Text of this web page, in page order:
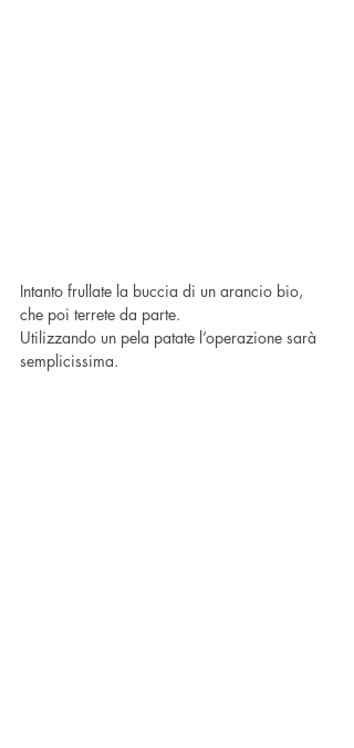
Intanto frullate la buccia di un arancio bio,
che poi terrete da parte.
Utilizzando un pela patate l’operazione sarà
semplicissima.